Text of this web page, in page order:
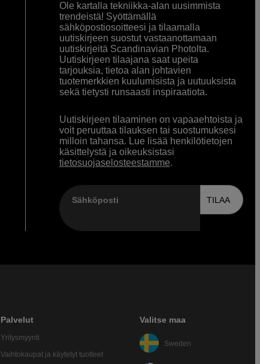
Ole kartalla tekniikka-alan uusimmista
trendeistä! Syöttämällä
sähköpostiosoitteesi ja tilaamalla
uutiskirjeen suostut vastaanottamaan
uutiskirjeitä Scandinavian Photolta.
Uutiskirjeen tilaajana saat upeita
tarjouksia, tietoa alan johtavien
tuotemerkkien kuulumisista ja uutuuksista
sekä tietysti runsaasti inspiraatiota.
Uutiskirjeen tilaaminen on vapaaehtoista ja
voit peruuttaa tilauksen tai suostumuksesi
milloin tahansa. Lue lisää henkilötietojen
käsittelystä ja oikeuksistasi
tietosuojaselosteestamme.
Sähköposti TILAA
Palvelut
Yritysmyynti
Vaihtokaupat ja käytetyt tuotteet
Valitse maa
Sweden